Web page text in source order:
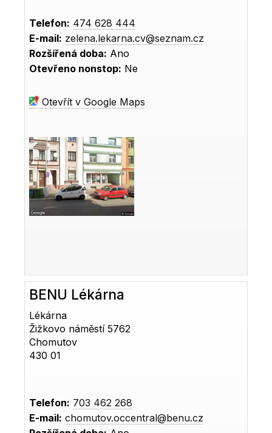
Telefon: 474 628 444
E-mail: zelena.lekarna.cv@seznam.cz
Rozšířená doba: Ano
Otevřeno nonstop: Ne
Otevřít v Google Maps
BENU Lékárna
Lékárna
Žižkovo náměstí 5762
Chomutov
430 01
Telefon: 703 462 268
E-mail: chomutov.occentral@benu.cz